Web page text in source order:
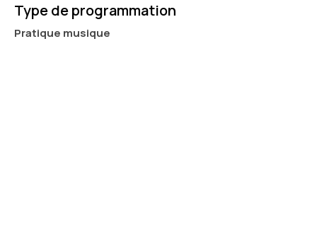
Type de programmation
Pratique musique